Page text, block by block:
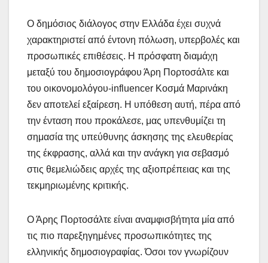
Ο δημόσιος διάλογος στην Ελλάδα έχει συχνά
χαρακτηριστεί από έντονη πόλωση, υπερβολές και
προσωπικές επιθέσεις. Η πρόσφατη διαμάχη
μεταξύ του δημοσιογράφου Άρη Πορτοσάλτε και
του οικονομολόγου-influencer Κοσμά Μαρινάκη
δεν αποτελεί εξαίρεση. Η υπόθεση αυτή, πέρα από
την ένταση που προκάλεσε, μας υπενθυμίζει τη
σημασία της υπεύθυνης άσκησης της ελευθερίας
της έκφρασης, αλλά και την ανάγκη για σεβασμό
στις θεμελιώδεις αρχές της αξιοπρέπειας και της
τεκμηριωμένης κριτικής.
Ο Άρης Πορτοσάλτε είναι αναμφισβήτητα μία από
τις πιο παρεξηγημένες προσωπικότητες της
ελληνικής δημοσιογραφίας. Όσοι τον γνωρίζουν